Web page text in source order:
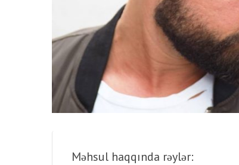
Məhsul haqqında rəylər: